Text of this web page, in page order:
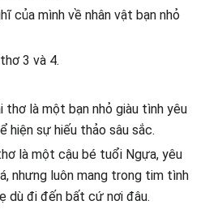
của mình về nhân vật bạn nhỏ
3 và 4.
thơ là một bạn nhỏ giàu tình yêu
hiện sự hiếu thảo sâu sắc.
là một cậu bé tuổi Ngựa, yêu
nhưng luôn mang trong tim tình
dù đi đến bất cứ nơi đâu.